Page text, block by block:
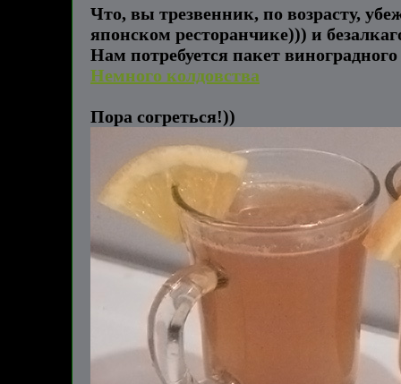
Что, вы трезвенник, по возрасту,
японском ресторанчике))) и
Нам потребуется пакет
Немного колдовства
Пора согреться!))